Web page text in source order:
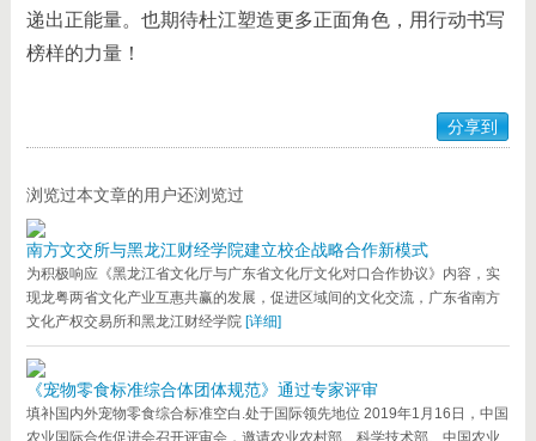
递出正能量。也期待杜江塑造更多正面角色，用行动书写
榜样的力量！
分享到
浏览过本文章的用户还浏览过
南方文交所与黑龙江财经学院建立校企战略合作新模式
为积极响应《黑龙江省文化厅与广东省文化厅文化对口合作协议》内容，实
现龙粤两省文化产业互惠共赢的发展，促进区域间的文化交流，广东省南方
文化产权交易所和黑龙江财经学院 [详细]
《宠物零食标准综合体团体规范》通过专家评审
填补国内外宠物零食综合标准空白.处于国际领先地位 2019年1月16日，中国
农业国际合作促进会召开评审会，邀请农业农村部、科学技术部、中国农业